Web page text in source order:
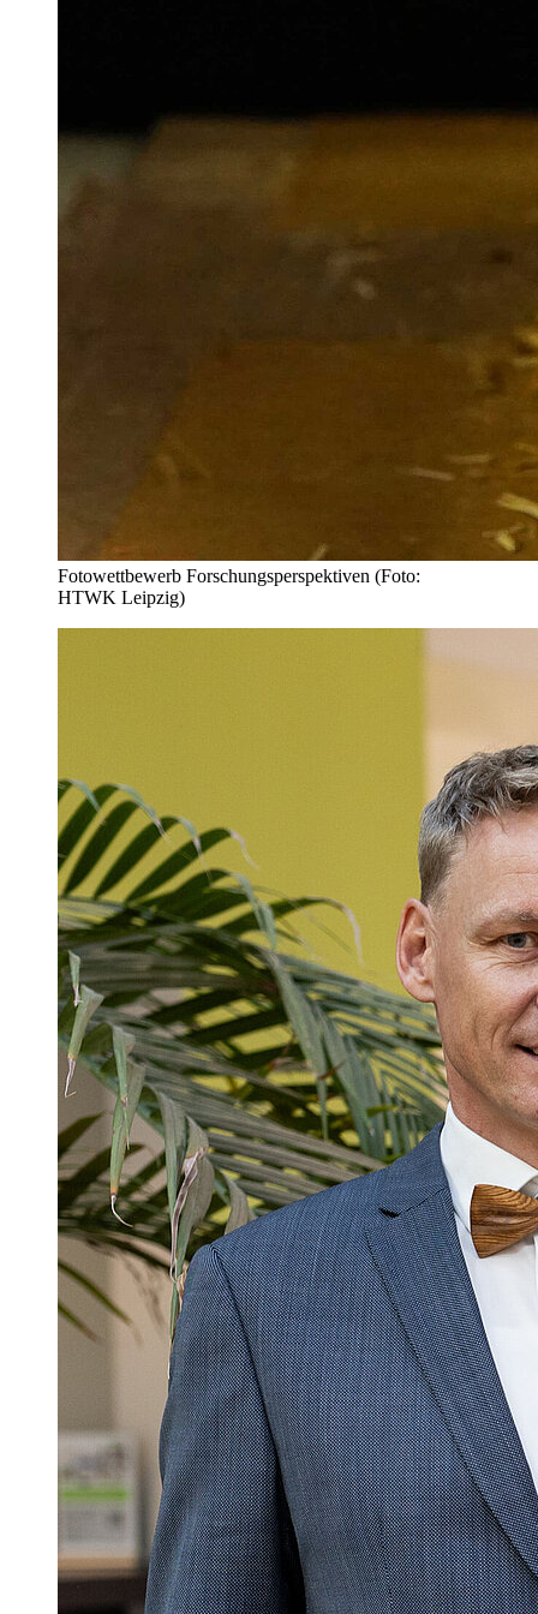
Fotowettbewerb Forschungsperspektiven (Foto:
HTWK Leipzig)